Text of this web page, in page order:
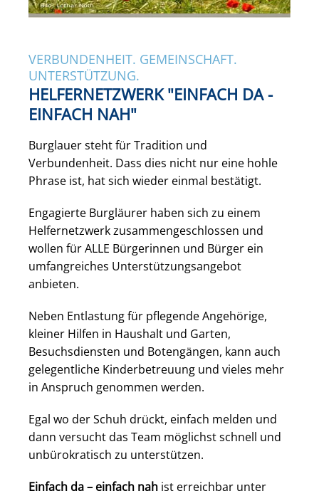
VERBUNDENHEIT. GEMEINSCHAFT.
UNTERSTÜTZUNG.
HELFERNETZWERK "EINFACH DA -
EINFACH NAH"
Burglauer steht für Tradition und
Verbundenheit. Dass dies nicht nur eine hohle
Phrase ist, hat sich wieder einmal bestätigt.
Engagierte Burgläurer haben sich zu einem
Helfernetzwerk zusammengeschlossen und
wollen für ALLE Bürgerinnen und Bürger ein
umfangreiches Unterstützungsangebot
anbieten.
Neben Entlastung für pflegende Angehörige,
kleiner Hilfen in Haushalt und Garten,
Besuchsdiensten und Botengängen, kann auch
gelegentliche Kinderbetreuung und vieles mehr
in Anspruch genommen werden.
Egal wo der Schuh drückt, einfach melden und
dann versucht das Team möglichst schnell und
unbürokratisch zu unterstützen.
Einfach da – einfach nah ist erreichbar unter